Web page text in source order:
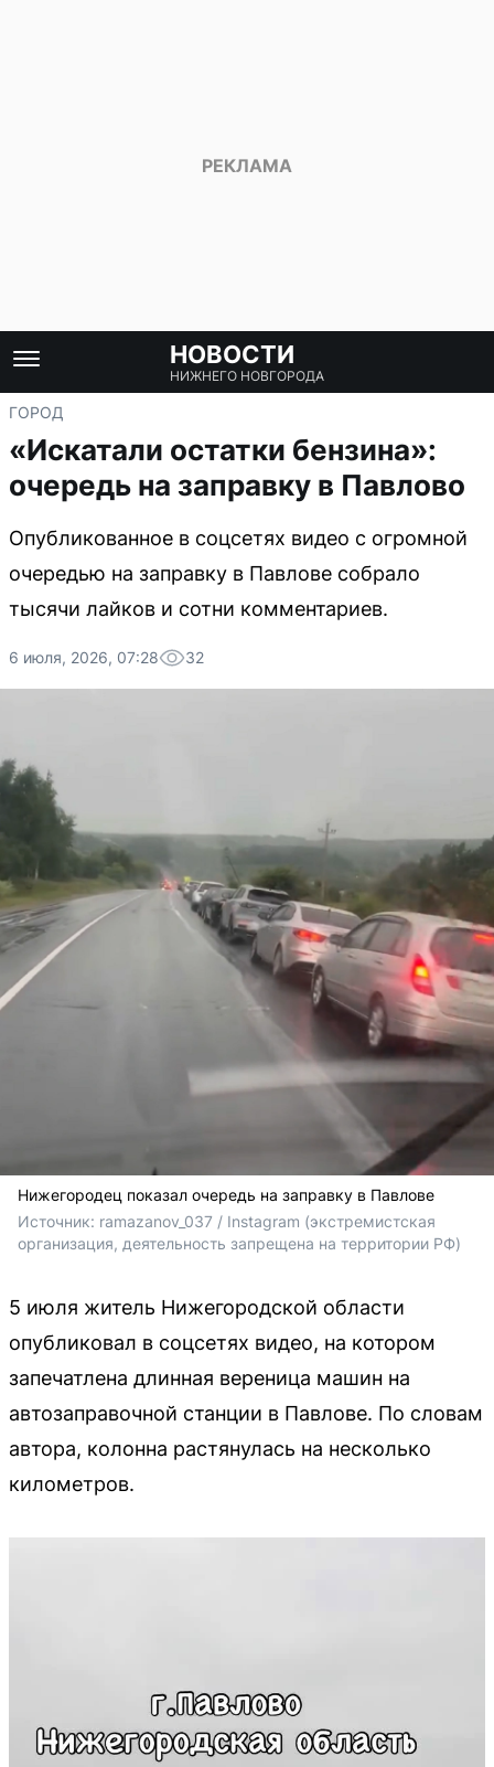
НОВОСТИ
НИЖНЕГО НОВГОРОДА
ГОРОД
«Искатали остатки бензина»:
очередь на заправку в Павлово
Опубликованное в соцсетях видео с огромной
очередью на заправку в Павлове собрало
тысячи лайков и сотни комментариев.
6 июля, 2026, 07:28 32
Нижегородец показал очередь на заправку в Павлове
Источник: ramazanov_037 / Instagram (экстремистская
организация, деятельность запрещена на территории РФ)
5 июля житель Нижегородской области
опубликовал в соцсетях видео, на котором
запечатлена длинная вереница машин на
автозаправочной станции в Павлове. По словам
автора, колонна растянулась на несколько
километров.